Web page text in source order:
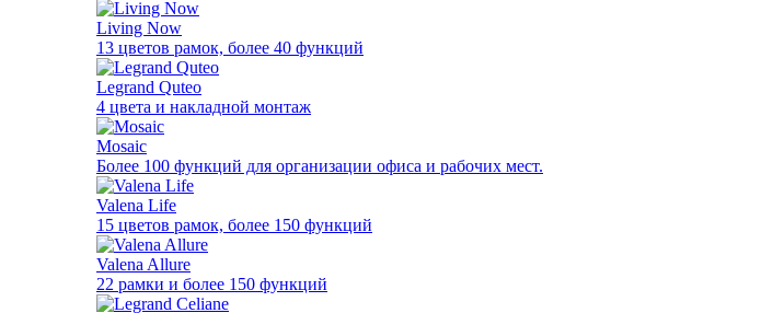
Living Now
13 цветов рамок, более 40 функций
Legrand Quteo
4 цвета и накладной монтаж
Mosaic
Более 100 функций для организации офиса и рабочих мест.
Valena Life
15 цветов рамок, более 150 функций
Valena Allure
22 рамки и более 150 функций